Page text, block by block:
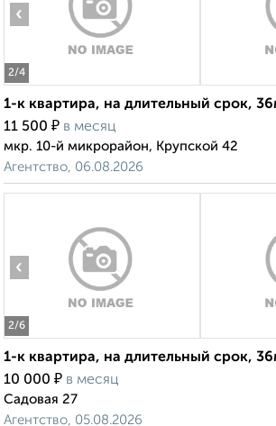
2/4
‹
1-к квартира, на длительный срок,
11 500 ₽ в месяц
мкр. 10-й микрорайон, Крупской 42
Агентство, 06.08.2026
2/6
‹
1-к квартира, на длительный срок,
10 000 ₽ в месяц
Садовая 27
Агентство, 05.08.2026